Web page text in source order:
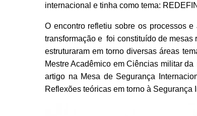
internacional e tinha como tema:
O encontro refletiu sobre os processos
transformação e foi constituído de
estruturaram em torno diversas áreas
Mestre Acadêmico em Ciências militar
artigo na Mesa de Segurança
Reflexões teóricas em torno à Segurança